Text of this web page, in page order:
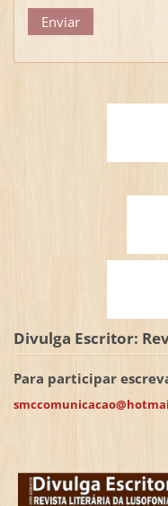
Divulga Escritor:
Para participar